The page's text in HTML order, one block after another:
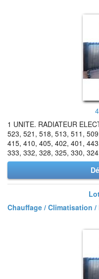
1 UNITE. RADIATEUR
523, 521, 518, 513, 511,
415, 410, 405, 402, 401,
333, 332, 328, 325, 330,
Chauffage / Climatisation /